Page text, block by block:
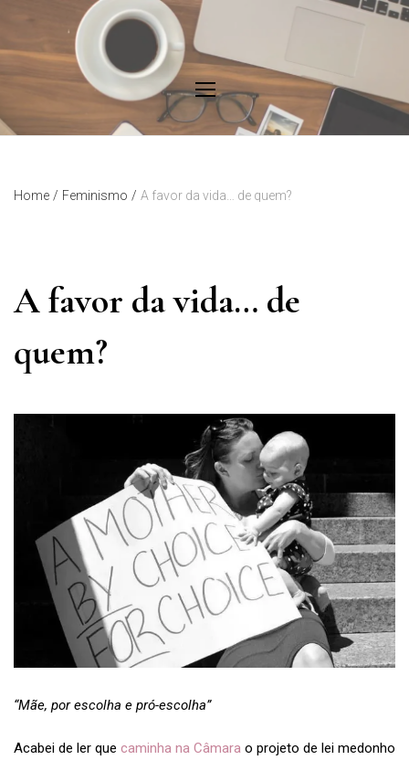
content
Home / Feminismo / A favor da vida… de quem?
A favor da vida… de
quem?
“Mãe, por escolha e pró-escolha”
Acabei de ler que caminha na Câmara o projeto de lei medonho